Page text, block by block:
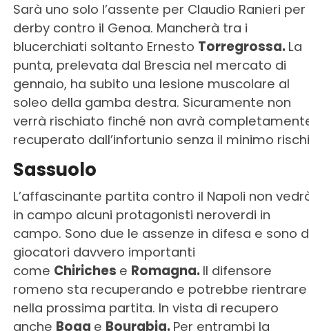
Sarà uno solo l’assente per Claudio Ranieri per
derby contro il Genoa. Mancherà tra i
blucerchiati soltanto Ernesto Torregrossa. La
punta, prelevata dal Brescia nel mercato di
gennaio, ha subito una lesione muscolare al
soleo della gamba destra. Sicuramente non
verrà rischiato finché non avrà
recuperato dall’infortunio senza il minimo
Sassuolo
L’affascinante partita contro il Napoli non
in campo alcuni protagonisti neroverdi in
campo. Sono due le assenze in difesa e sono
giocatori davvero importanti
come Chiriches e Romagna. Il difensore
romeno sta recuperando e potrebbe rientrare
nella prossima partita. In vista di recupero
anche Boga e Bourabia. Per entrambi la